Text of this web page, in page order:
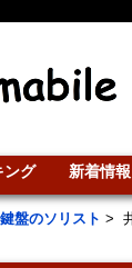
ング 新着情報
盤のソリスト >